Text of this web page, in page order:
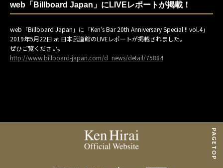
GOODS
FAN CLUB
web「Billboard Japan」にLIVEレポートが掲載！
web「Billboard Japan」に「Ken‘s Bar 20th Anniversary Special !! vol.4」
2019年5月22日 at 日本武道館のLIVEレポートが掲載されました。
ぜひご覧ください。
http://www.billboard-japan.com/d_news/detail/75884
PAGE TOP